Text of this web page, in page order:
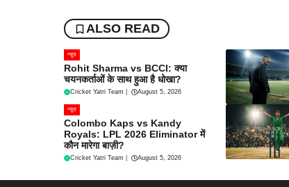
ALSO READ
न्यूज
Rohit Sharma vs BCCI: क्या
चयनकर्ताओं के साथ हुआ है धोखा?
Cricket Yatri Team August 5, 2026
न्यूज
Colombo Kaps vs Kandy
Royals: LPL 2026 Eliminator में
कौन मारेगा बाज़ी?
Cricket Yatri Team August 5, 2026